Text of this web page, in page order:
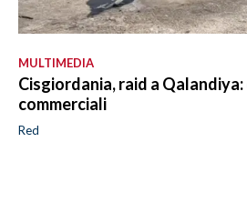
MULTIMEDIA
Cisgiordania, raid a
commerciali
Red